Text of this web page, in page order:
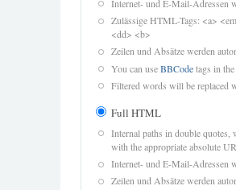
Internet- und E-Mail-Adressen
Zulässige HTML-Tags: <a>
<dd> <b>
Zeilen und Absätze werden
You can useBBCodetags in
Filtered words will be replaced
Full HTML
Internal paths in double quotes,
with the appropriate absolute
Internet- und E-Mail-Adressen
Zeilen und Absätze werden